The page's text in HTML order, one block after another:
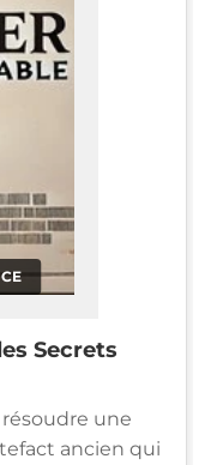
Secrets
une
ancien qui